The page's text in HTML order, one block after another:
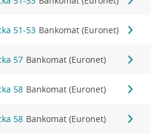
51-53 Bankomat (Euronet)
57 Bankomat (Euronet)
58 Bankomat (Euronet)
58 Bankomat (Euronet)